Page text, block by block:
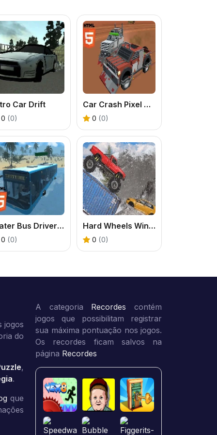
Car Drift
(0)
Car Crash Pixel Demolition Mobile
0 (0)
Water Bus Driver 2023
(0)
Hard Wheels Winter
0 (0)
jogos
do
,
.
que
A categoria Recordes contém
jogos que possibilitam registrar
sua máxima pontuação nos jogos.
Os recordes ficam salvos na
página Recordes